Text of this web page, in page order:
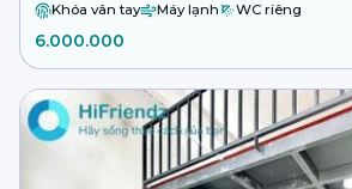
Khóa vân tay Máy lạnh WC riêng
6.000.000